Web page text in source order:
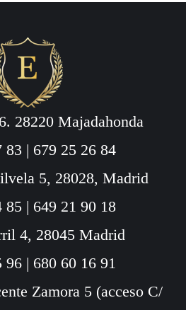
28220 Majadahonda
83 | 679 25 26 84
5, 28028, Madrid
85 | 649 21 90 18
4, 28045 Madrid
96 | 680 60 16 91
Zamora 5 (acceso C/